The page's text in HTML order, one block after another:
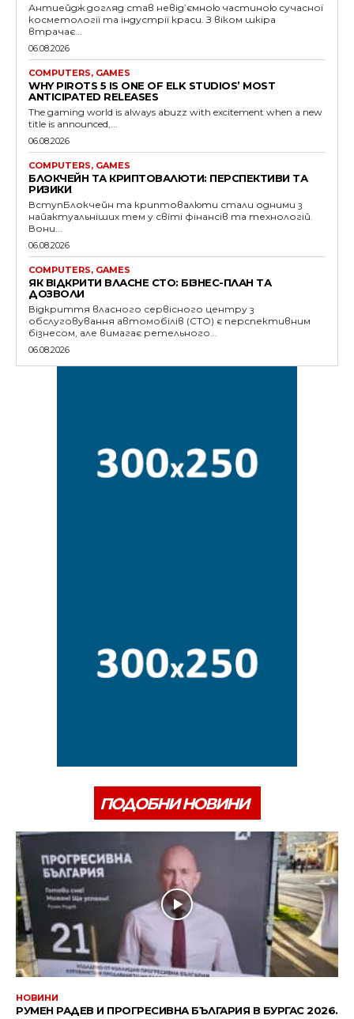
Антиейдж догляд став невід’ємною частиною сучасної
косметології та індустрії краси. З віком шкіра
втрачає...
06.08.2026
COMPUTERS, GAMES
WHY PIROTS 5 IS ONE OF ELK STUDIOS’ MOST
ANTICIPATED RELEASES
The gaming world is always abuzz with excitement when a new
title is announced,...
06.08.2026
COMPUTERS, GAMES
БЛОКЧЕЙН ТА КРИПТОВАЛЮТИ: ПЕРСПЕКТИВИ ТА
РИЗИКИ
ВступБлокчейн та криптовалюти стали одними з
найактуальніших тем у світі фінансів та технологій.
Вони...
06.08.2026
COMPUTERS, GAMES
ЯК ВІДКРИТИ ВЛАСНЕ СТО: БІЗНЕС-ПЛАН ТА
ДОЗВОЛИ
Відкриття власного сервісного центру з
обслуговування автомобілів (СТО) є перспективним
бізнесом, але вимагає ретельного...
06.08.2026
ПОДОБНИ НОВИНИ
НОВИНИ
РУМЕН РАДЕВ И ПРОГРЕСИВНА БЪЛГАРИЯ В БУРГАС 2026.